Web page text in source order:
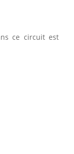
ce circuit est